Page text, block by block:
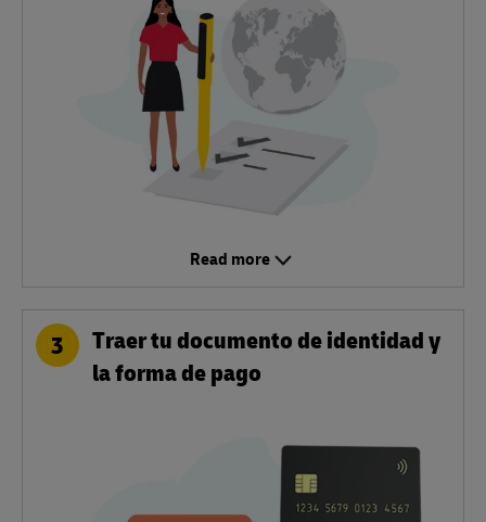
Read more
3
Traer tu documento de identidad y
la forma de pago